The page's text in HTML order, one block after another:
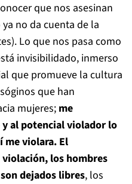
que nos asesinan
no da cuenta de la
Lo que nos pasa como
invisibilidado, inmerso
que promueve la cultura
que han
mujeres; me
al potencial violador lo
violara. El
los hombres
dejados libres, los